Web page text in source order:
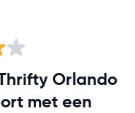
Orlando
met een